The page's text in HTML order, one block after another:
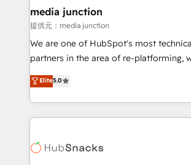
Mexico, USA, and Portugal—we've
hundred successful operations. Our approach,
rooted in RevOps principles, integrates
training, planning, and qualification.
inbound marketing tactics, we focus on
understanding, nurturing, and converting
competitive market.
media junction
提供元：media junction
We are one of HubSpot's most
partners in the area of re-platforming,
design & development. We specialize
implementations for mid-market &
companies. We are woman-owned, powered by
coffee, and we ❤️ dogs. We produce award-winning
Impact Award 🏆2022 Technical
Elite5.0